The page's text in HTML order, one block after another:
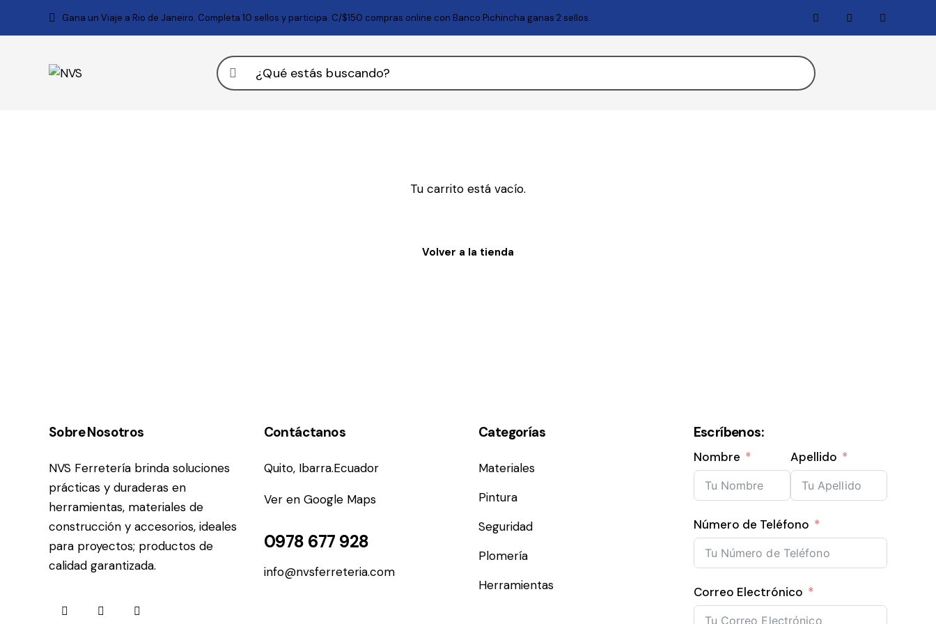
Gana un Viaje a Rio de Janeiro. Completa 10 sellos y participa. C/$150 compras online con Banco Pichincha ganas 2 sellos.
Tu carrito está vacío.
Volver a la tienda
Sobre Nosotros
NVS Ferretería brinda soluciones
prácticas y duraderas en
herramientas, materiales de
construcción y accesorios, ideales
para proyectos; productos de
calidad garantizada.
Contáctanos
Quito, Ibarra.Ecuador
Ver en Google Maps
0978 677 928
info@nvsferreteria.com
Categorías
Materiales
Pintura
Seguridad
Plomería
Herramientas
Escríbenos:
Nombre Apellido
Número de Teléfono
Correo Electrónico